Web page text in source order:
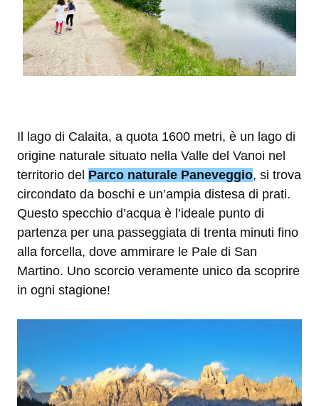
Il lago di Calaita, a quota 1600 metri, è un lago di
origine naturale situato nella Valle del Vanoi nel
territorio del Parco naturale Paneveggio, si trova
circondato da boschi e un’ampia distesa di prati.
Questo specchio d’acqua è l’ideale punto di
partenza per una passeggiata di trenta minuti fino
alla forcella, dove ammirare le Pale di San
Martino. Uno scorcio veramente unico da scoprire
in ogni stagione!